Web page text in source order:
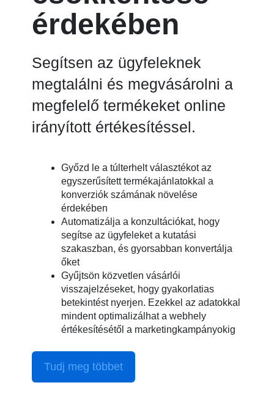
érdekében
Segítsen az ügyfeleknek
megtalálni és megvásárolni a
megfelelő termékeket online
irányított értékesítéssel.
Győzd le a túlterhelt választékot az
egyszerűsített termékajánlatokkal a
konverziók számának növelése
érdekében
Automatizálja a konzultációkat, hogy
segítse az ügyfeleket a kutatási
szakaszban, és gyorsabban konvertálja
őket
Gyűjtsön közvetlen vásárlói
visszajelzéseket, hogy gyakorlatias
betekintést nyerjen. Ezekkel az adatokkal
mindent optimalizálhat a webhely
értékesítésétől a marketingkampányokig
Tudj meg többet